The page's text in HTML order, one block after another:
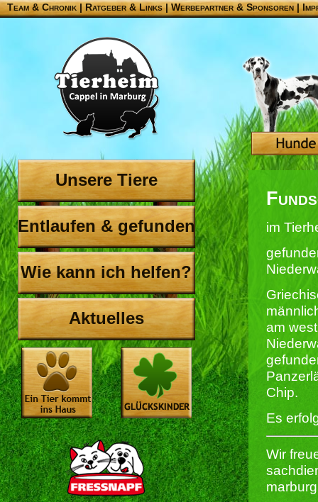
Team & Chronik |Ratgeber & Links|Werbepartner & Sponsoren|
Unsere Tiere
Entlaufen & gefunden
Wie kann ich helfen?
Aktuelles
im
am
Chip.
Es
Wir